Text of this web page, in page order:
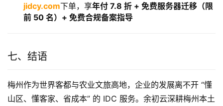
理
本地运维兜底：梅江 / 梅县 1 小时上门，兴宁 / 大埔 /
jidcy.com